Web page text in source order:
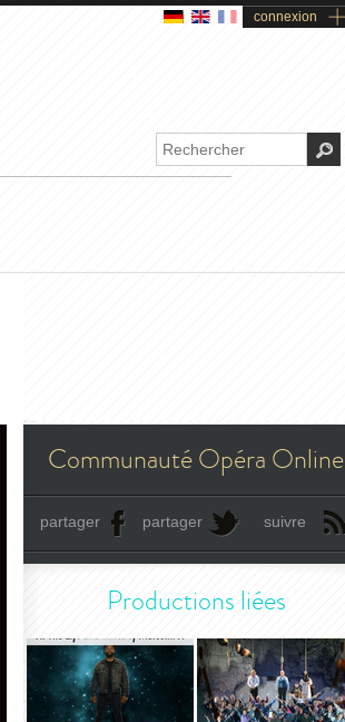
connexion
Communauté Opéra Online
partager partager suivre
Productions liées